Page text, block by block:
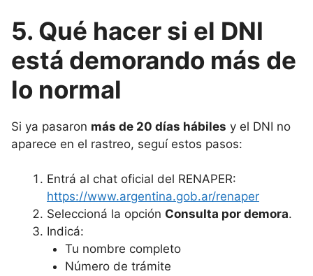
5. Qué hacer si el DNI
está demorando más de
lo normal
Si ya pasaron más de 20 días hábiles y el DNI no
aparece en el rastreo, seguí estos pasos:
Entrá al chat oficial del RENAPER:
https://www.argentina.gob.ar/renaper
Seleccioná la opción Consulta por demora.
Indicá:
Tu nombre completo
Número de trámite